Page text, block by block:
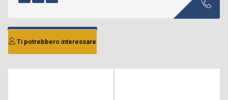
Ti potrebbero interessare